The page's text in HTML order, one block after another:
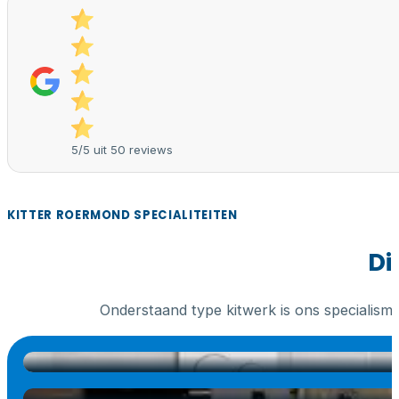
5/5 uit 50 reviews
KITTER ROERMOND SPECIALITEITEN
Onderstaand type kitwerk is ons